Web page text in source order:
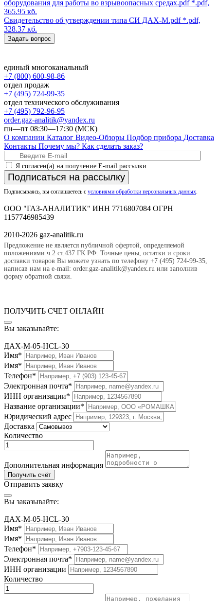
оборудования для работы во взрывоопасных средах.pdf*.pdf,
365.95 кб.
Свидетельство об утверждении типа СИ ДАХ-М.pdf*.pdf,
328.37 кб.
Задать вопрос
единый многоканальный
+7 (800) 600-98-86
отдел продаж
+7 (495) 724-99-35
отдел технического обслуживания
+7 (495) 792-96-95
order.gaz-analitik@yandex.ru
пн—пт 08:30—17:30 (МСК)
О компании Каталог Видео-Обзоры Подбор прибора Доставка
Контакты Почему мы? Как сделать заказ?
Я согласен(а) на получение E-mail рассылки
Подписаться на рассылку
Подписываясь, вы соглашаетесь с условиями обработки персональных данных
ООО "ГАЗ-АНАЛИТИК" ИНН 7716807084 ОГРН
1157746985439
2010-2026 gaz-analitik.ru
Предложение не является публичной офертой, определяемой
положениями ч.2 ст.437 ГК РФ. Точные цены, остатки и сроки
доставки товаров Вы можете узнать по телефону +7 (495) 724-99-35,
написав нам на e-mail: order.gaz-analitik@yandex.ru или заполнив
форму обратной связи.
ПОЛУЧИТЬ СЧЕТ ОНЛАЙН
Вы заказывайте:
ДАХ-М-05-HCL-30
Имя*
Имя*
Телефон*
Электронная почта*
ИНН организации*
Название организации*
Юридический адрес
Доставка
Количество
Дополнительная информация
Получить счёт
Отправить заявку
Вы заказывайте:
ДАХ-М-05-HCL-30
Имя*
Имя*
Телефон*
Электронная почта*
ИНН организации
Количество